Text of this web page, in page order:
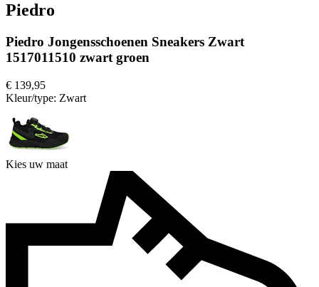
Piedro
Piedro Jongensschoenen Sneakers Zwart
1517011510 zwart groen
€ 139,95
Kleur/type: Zwart
Kies uw maat